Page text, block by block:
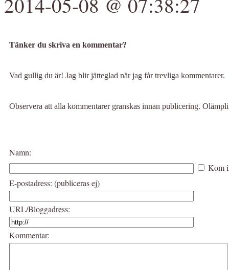
2014-05-08 @ 07:38:27
Tänker du skriva en kommentar?
Vad gullig du är! Jag blir jätteglad när jag får trevliga kommentarer.
Observera att alla kommentarer granskas innan publicering.
Namn:
Kom
E-postadress: (publiceras ej)
URL/Bloggadress:
Kommentar: